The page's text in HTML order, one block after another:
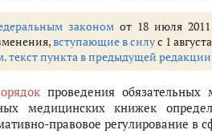
закономот 18 июля 2011
вступающие в силус 1
текст пункта в предыдущей редакции
проведения
медицинских книжек
правовое регулирование в